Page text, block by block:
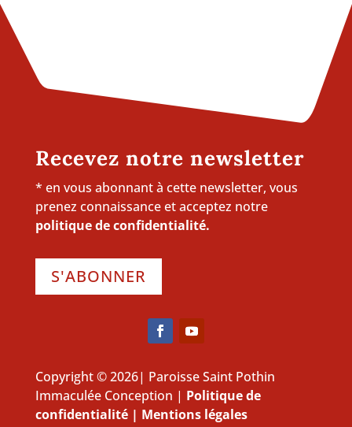
Recevez notre newsletter
* en vous abonnant à cette newsletter, vous
prenez connaissance et acceptez notre
politique de confidentialité.
S'ABONNER
Copyright © 2026| Paroisse Saint Pothin
Immaculée Conception | Politique de
confidentialité| Mentions légales